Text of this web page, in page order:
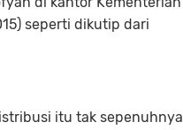
seperti dikutip dari
itu tak sepenuhnya